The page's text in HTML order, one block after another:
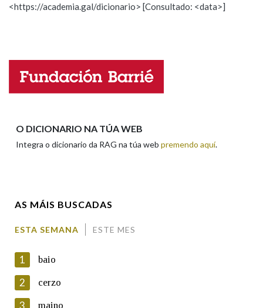
Propoño mellorar a definición
Nome
<https://academia.gal/dicionario> [Consultado: <data>]
O DICIONARIO NA TÚA WEB
Integra o dicionario da RAG na túa web premendo aquí.
AS MÁIS BUSCADAS
ESTA SEMANA ESTE MES
1 baio
2 cerzo
3 maino